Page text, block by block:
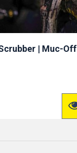
| Muc-Off